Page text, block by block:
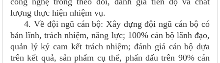
lượng thực hiện nhiệm vụ.
4. Về đội ngũ cán bộ: Xây dựng đội ngũ cán bộ có
bản lĩnh, trách nhiệm, năng lực; 100% cán bộ lãnh đạo,
quản lý ký cam kết trách nhiệm; đánh giá cán bộ dựa
trên kết quả, sản phẩm cụ thể, phấn đấu trên 90% cán